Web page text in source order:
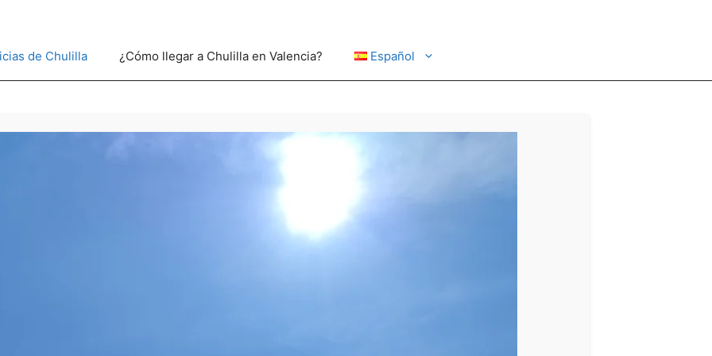
de Chulilla ¿Cómo llegar a Chulilla en Valencia? Español